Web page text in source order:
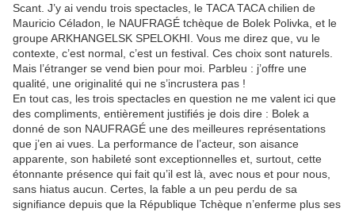
Scant. J’y ai vendu trois spectacles, le TACA TACA chilien de
Mauricio Céladon, le NAUFRAGÉ tchèque de Bolek Polivka, et le
groupe ARKHANGELSK SPELOKHI. Vous me direz que, vu le
contexte, c’est normal, c’est un festival. Ces choix sont naturels.
Mais l’étranger se vend bien pour moi. Parbleu : j’offre une
qualité, une originalité qui ne s’incrustera pas !
En tout cas, les trois spectacles en question ne me valent ici que
des compliments, entièrement justifiés je dois dire : Bolek a
donné de son NAUFRAGÉ une des meilleures représentations
que j’en ai vues. La performance de l’acteur, son aisance
apparente, son habileté sont exceptionnelles et, surtout, cette
étonnante présence qui fait qu’il est là, avec nous et pour nous,
sans hiatus aucun. Certes, la fable a un peu perdu de sa
signifiance depuis que la République Tchèque n’enferme plus ses